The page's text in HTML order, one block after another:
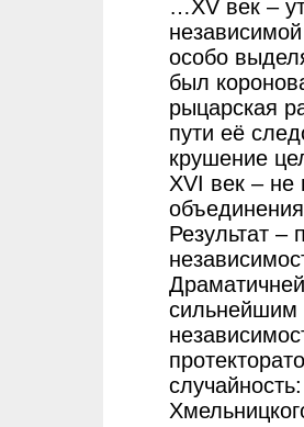
…XV век –
особо
был
рыцарская
пути её
крушение
XVI век – не
Результат –
сильнейшим